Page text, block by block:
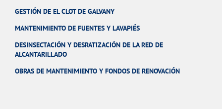
GESTIÓN DE EL CLOT DE GALVANY
MANTENIMIENTO DE FUENTES Y LAVAPIÉS
DESINSECTACIÓN Y DESRATIZACIÓN DE LA RED DE
ALCANTARILLADO
OBRAS DE MANTENIMIENTO Y FONDOS DE RENOVACIÓN